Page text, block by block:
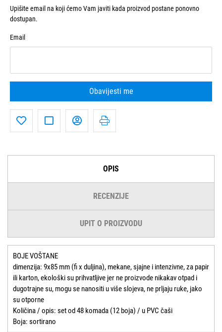
Upišite email na koji ćemo Vam javiti kada proizvod postane ponovno
dostupan.
Email
Obavijesti me
OPIS
RECENZIJE
UPIT O PROIZVODU
BOJE VOŠTANE
dimenzija: 9x85 mm (fi x duljina), mekane, sjajne i intenzivne, za papir
ili karton, ekološki su prihvatljive jer ne proizvode nikakav otpad i
dugotrajne su, mogu se nanositi u više slojeva, ne prljaju ruke, jako
su otporne
Količina / opis: set od 48 komada (12 boja) / u PVC čaši
Boja: sortirano